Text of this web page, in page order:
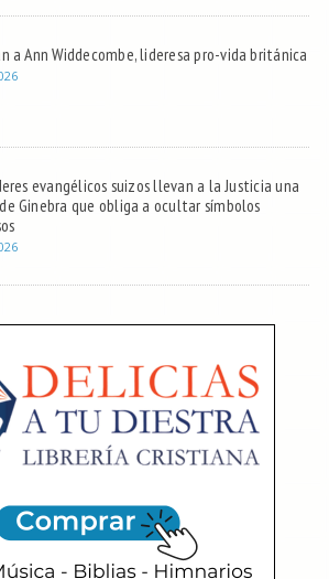
a Ann Widdecombe, lideresa pro-vida británica
evangélicos suizos llevan a la Justicia una
Ginebra que obliga a ocultar símbolos